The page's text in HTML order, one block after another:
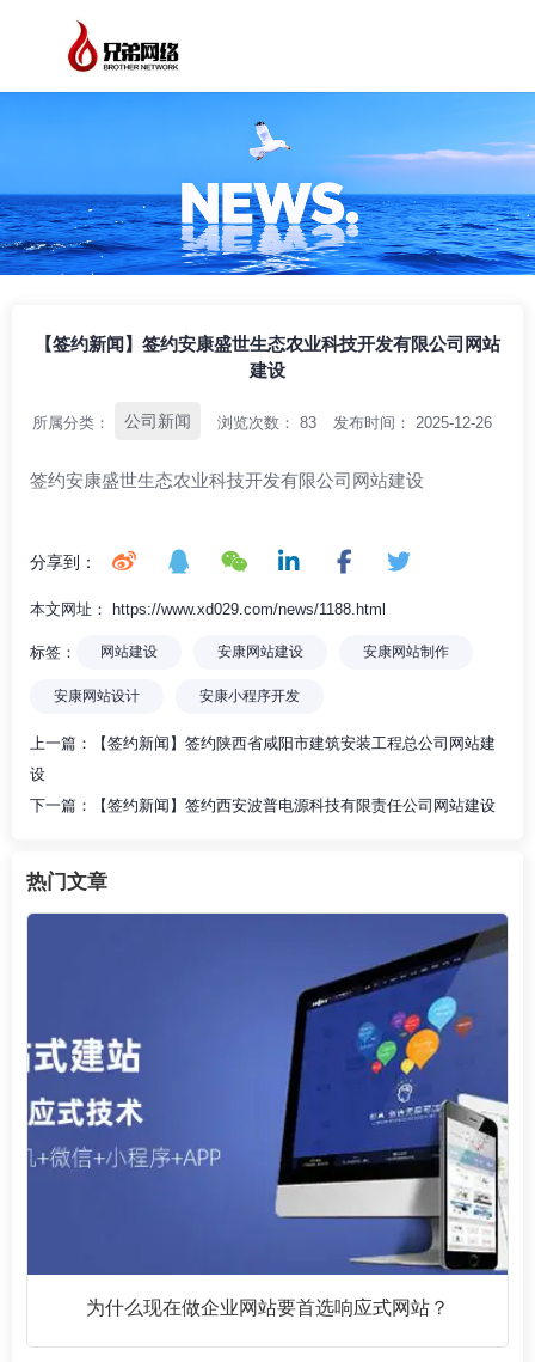
【签约新闻】签约安康盛世生态农业科技开发有限公司网站
建设
所属分类： 公司新闻 浏览次数： 83 发布时间： 2025-12-26
签约安康盛世生态农业科技开发有限公司网站建设
分享到：
本文网址： https://www.xd029.com/news/1188.html
标签： 网站建设 安康网站建设 安康网站制作
安康网站设计 安康小程序开发
上一篇：
【签约新闻】签约陕西省咸阳市建筑安装工程总公司网站建
设
下一篇：
【签约新闻】签约西安波普电源科技有限责任公司网站建设
热门文章
为什么现在做企业网站要首选响应式网站？